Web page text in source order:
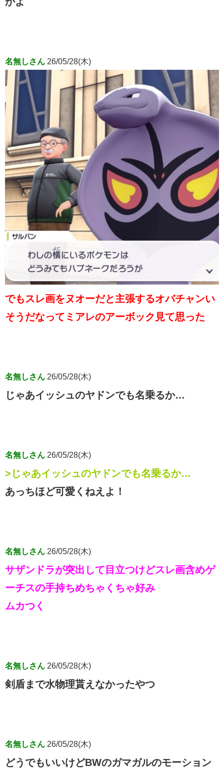
名無しさん 26/05/28(木)
でもスレ画をヌオーだと主張するオバチャンい
そうだなってミアレのアーボック見て思った
名無しさん 26/05/28(木)
じゃあイッシュのヤドンでも名乗るか…
名無しさん 26/05/28(木)
>じゃあイッシュのヤドンでも名乗るか…
あっちほど可愛くねえよ！
名無しさん 26/05/28(木)
サザンドラが突出して目立つけどスレ画含めゲ
ーチスの手持ちめちゃくちゃ好み
ムカつく
名無しさん 26/05/28(木)
剣盾まで水物理貰えなかったやつ
名無しさん 26/05/28(木)
どうでもいいけどBWのガマガルのモーション